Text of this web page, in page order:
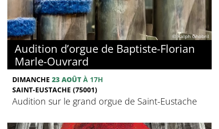
© Ralph Ghobril
Audition d’orgue de Baptiste-Florian
Marle-Ouvrard
DIMANCHE 23 AOÛT À 17H
SAINT-EUSTACHE (75001)
Audition sur le grand orgue de Saint-Eustache